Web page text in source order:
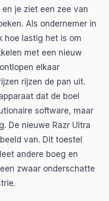
je ziet een zee van
Als ondernemer in
hoe lastig het is om
met een nieuw
elkaar
rijzen de pan uit.
dat de boel
software, maar
De nieuwe Razr Ultra
van. Dit toestel
andere boeg en
zwaar onderschatte